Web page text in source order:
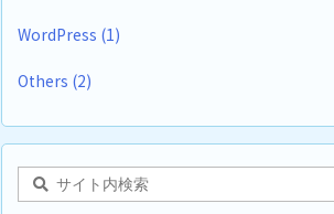
WordPress (1)
Others (2)